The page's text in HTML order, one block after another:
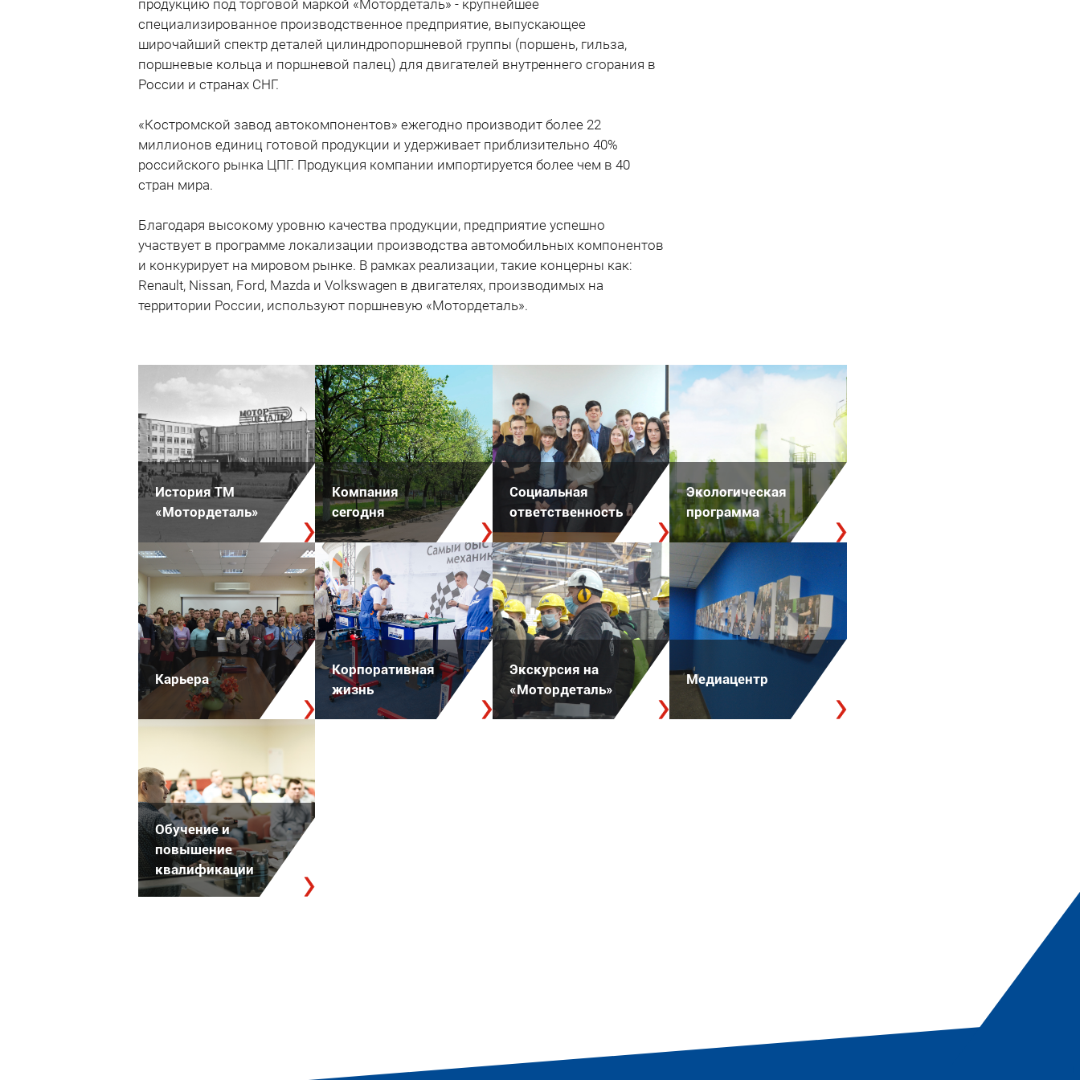
продукцию под торговой маркой «Мотордеталь» - крупнейшее
специализированное производственное предприятие, выпускающее
широчайший спектр деталей цилиндропоршневой группы (поршень, гильза,
поршневые кольца и поршневой палец) для двигателей внутреннего сгорания в
России и странах СНГ.
«Костромской завод автокомпонентов» ежегодно производит более 22
миллионов единиц готовой продукции и удерживает приблизительно 40%
российского рынка ЦПГ. Продукция компании импортируется более чем в 40
стран мира.
Благодаря высокому уровню качества продукции, предприятие успешно
участвует в программе локализации производства автомобильных компонентов
и конкурирует на мировом рынке. В рамках реализации, такие концерны как:
Renault, Nissan, Ford, Mazda и Volkswagen в двигателях, производимых на
территории России, используют поршневую «Мотордеталь».
История ТМ
«Мотордеталь»
Компания
сегодня
Социальная
ответственность
Экологическая
программа
Карьера
Корпоративная
жизнь
Экскурсия на
«Мотордеталь»
Медиацентр
Обучение и
повышение
квалификации